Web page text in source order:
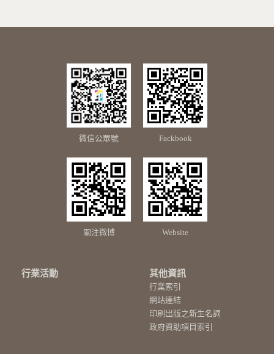
微信公眾號 Fackbook
關注微博 Website
行業活動 其他資訊
行業索引
網站連結
印刷出版之新生名詞
政府資助項目索引